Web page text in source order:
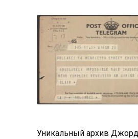
Уникальный архив